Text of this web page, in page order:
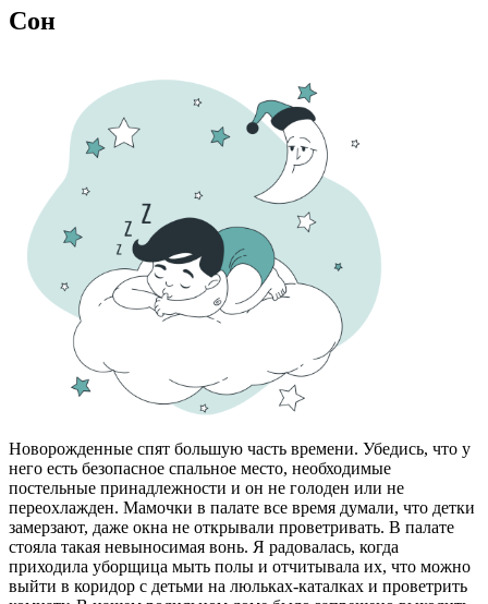
Сон
Новорожденные спят большую часть времени. Убедись, что у
него есть безопасное спальное место, необходимые
постельные принадлежности и он не голоден или не
переохлажден. Мамочки в палате все время думали, что детки
замерзают, даже окна не открывали проветривать. В палате
стояла такая невыносимая вонь. Я радовалась, когда
приходила уборщица мыть полы и отчитывала их, что можно
выйти в коридор с детьми на люльках-каталках и проветрить